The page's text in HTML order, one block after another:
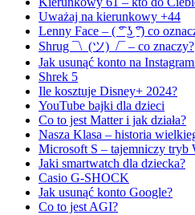
Uważaj na kierunkowy +44
Lenny Face – ( ͡° ͜ʖ ͡°) co
Shrug ¯\_(ツ)_/¯ – co znaczy?
Jak usunąć konto na
Shrek 5
Ile kosztuje Disney+ 2024?
YouTube bajki dla dzieci
Co to jest Matter i jak działa?
Nasza Klasa – historia
Microsoft S – tajemniczy tryb
Jaki smartwatch dla dziecka?
Casio G-SHOCK
Jak usunąć konto Google?
Co to jest AGI?